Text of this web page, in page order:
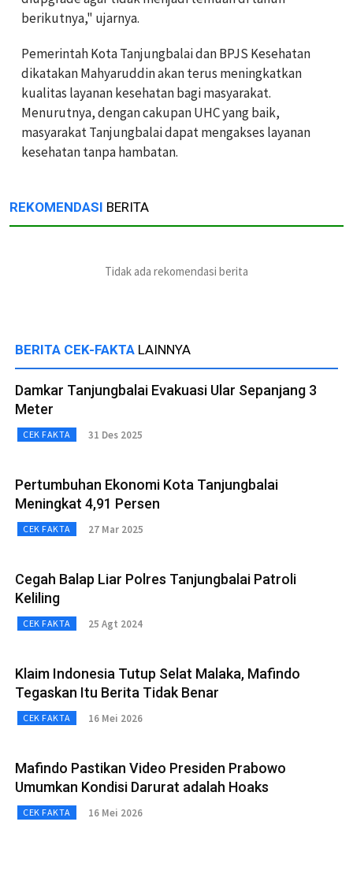
berikutnya," ujarnya.
Pemerintah Kota Tanjungbalai dan BPJS Kesehatan
dikatakan Mahyaruddin akan terus meningkatkan
kualitas layanan kesehatan bagi masyarakat.
Menurutnya, dengan cakupan UHC yang baik,
masyarakat Tanjungbalai dapat mengakses layanan
kesehatan tanpa hambatan.
REKOMENDASI BERITA
Tidak ada rekomendasi berita
BERITA CEK-FAKTA LAINNYA
Damkar Tanjungbalai Evakuasi Ular Sepanjang 3
Meter
CEK FAKTA 31 Des 2025
Pertumbuhan Ekonomi Kota Tanjungbalai
Meningkat 4,91 Persen
CEK FAKTA 27 Mar 2025
Cegah Balap Liar Polres Tanjungbalai Patroli
Keliling
CEK FAKTA 25 Agt 2024
Klaim Indonesia Tutup Selat Malaka, Mafindo
Tegaskan Itu Berita Tidak Benar
CEK FAKTA 16 Mei 2026
Mafindo Pastikan Video Presiden Prabowo
Umumkan Kondisi Darurat adalah Hoaks
CEK FAKTA 16 Mei 2026